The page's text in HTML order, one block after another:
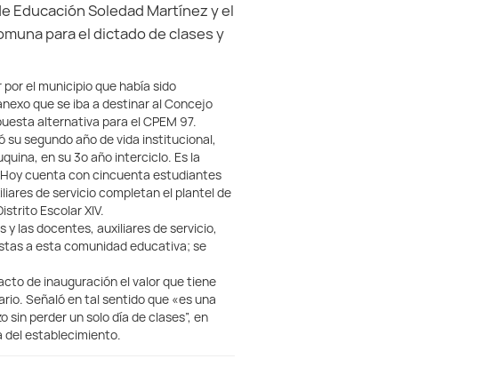
Educación Soledad Martínez y el
para el dictado de clases y
el municipio que había sido
que se iba a destinar al Concejo
alternativa para el CPEM 97.
su segundo año de vida institucional,
en su 3º año interciclo. Es la
cuenta con cincuenta estudiantes
de servicio completan el plantel de
Escolar XIV.
y las docentes, auxiliares de servicio,
a esta comunidad educativa; se
de inauguración el valor que tiene
Señaló en tal sentido que «es una
perder un solo día de clases”, en
del establecimiento.